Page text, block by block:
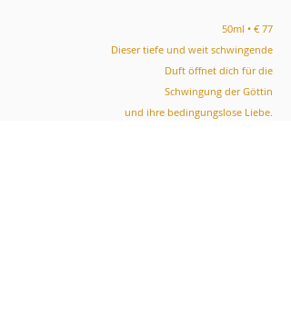
50ml • € 77
Dieser tiefe und weit schwingende
Duft öffnet dich für die
Schwingung der Göttin
und ihre bedingungslose Liebe.